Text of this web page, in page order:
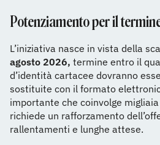
Potenziamento per il
L’iniziativa nasce in vista della
agosto 2026, termine entro il
d’identità cartacee dovranno
sostituite con il formato
importante che coinvolge
richiede un rafforzamento
rallentamenti e lunghe attese.